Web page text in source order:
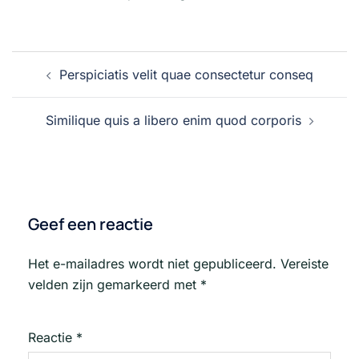
Bericht
navigatiePerspiciatis velit quae consectetur conseq
Similique quis a libero enim quod corporis
Geef een reactie
Het e-mailadres wordt niet gepubliceerd. Vereiste
velden zijn gemarkeerd met *
Reactie *